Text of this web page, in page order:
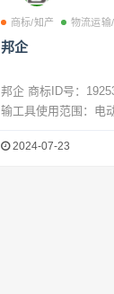
商标/知产 物流运输
邦企
邦企 商标ID号：1925373所属类别：第12类-运
输工具使用范围：电
车,马车,运载工具用
2024-07-23